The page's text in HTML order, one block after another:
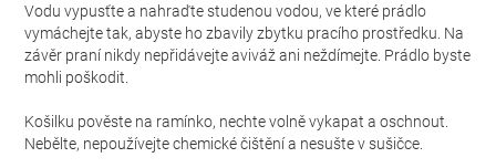
Vodu vypusťte a nahraďte studenou vodou, ve které prádlo
vymáchejte tak, abyste ho zbavily zbytku pracího prostředku. Na
závěr praní nikdy nepřidávejte aviváž ani neždímejte. Prádlo byste
mohli poškodit.
Košilku pověste na ramínko, nechte volně vykapat a oschnout.
Nebělte, nepoužívejte chemické čištění a nesušte v sušičce.